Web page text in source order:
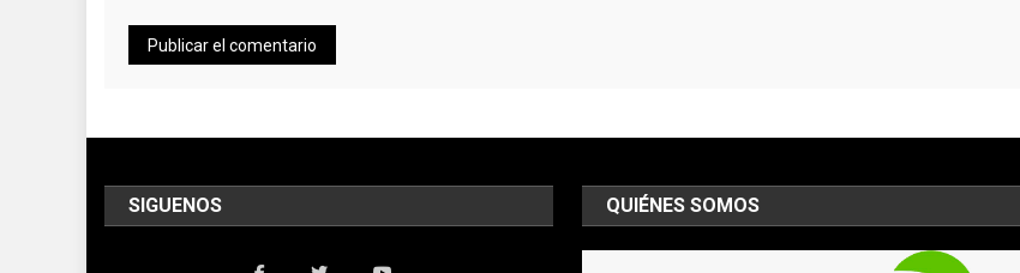
SIGUENOS QUIÉNES SOMOS